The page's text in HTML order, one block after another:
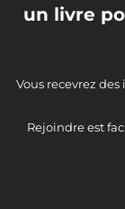
un livre
Vous recevrez
Rejoindre est